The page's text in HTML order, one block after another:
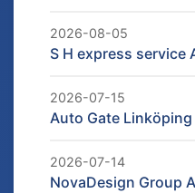
2026-08-05
S H express service
2026-07-15
Auto Gate Linköping
2026-07-14
NovaDesign Group